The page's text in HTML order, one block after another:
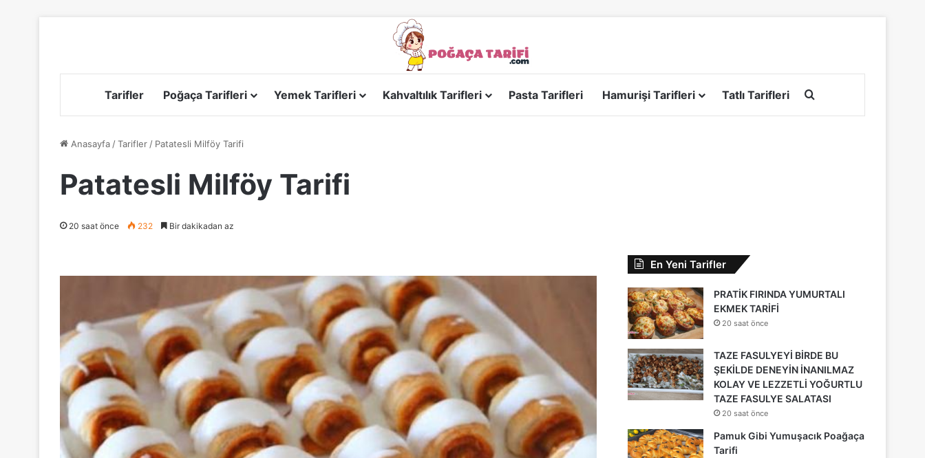
Tarifler Poğaça Tarifleri Yemek Tarifleri Kahvaltılık Tarifleri Pasta Tarifleri Hamurişi Tarifleri Tatlı Tarifleri
Anasayfa /Tarifler / Patatesli Milföy Tarifi
Patatesli Milföy Tarifi
20 saat önce 232 Bir dakikadan az
En Yeni Tarifler
PRATİK FIRINDA YUMURTALI
EKMEK TARİFİ
20 saat önce
TAZE FASULYEYİ BİRDE BU
ŞEKİLDE DENEYİN İNANILMAZ
KOLAY VE LEZZETLİ YOĞURTLU
TAZE FASULYE SALATASI
20 saat önce
Pamuk Gibi Yumuşacık Poağaça
Tarifi